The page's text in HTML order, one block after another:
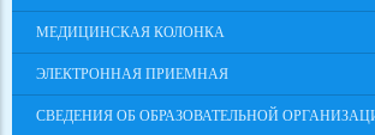
МЕДИЦИНСКАЯ КОЛОНКА
ЭЛЕКТРОННАЯ ПРИЕМНАЯ
СВЕДЕНИЯ ОБ ОБРАЗОВАТЕЛЬНОЙ